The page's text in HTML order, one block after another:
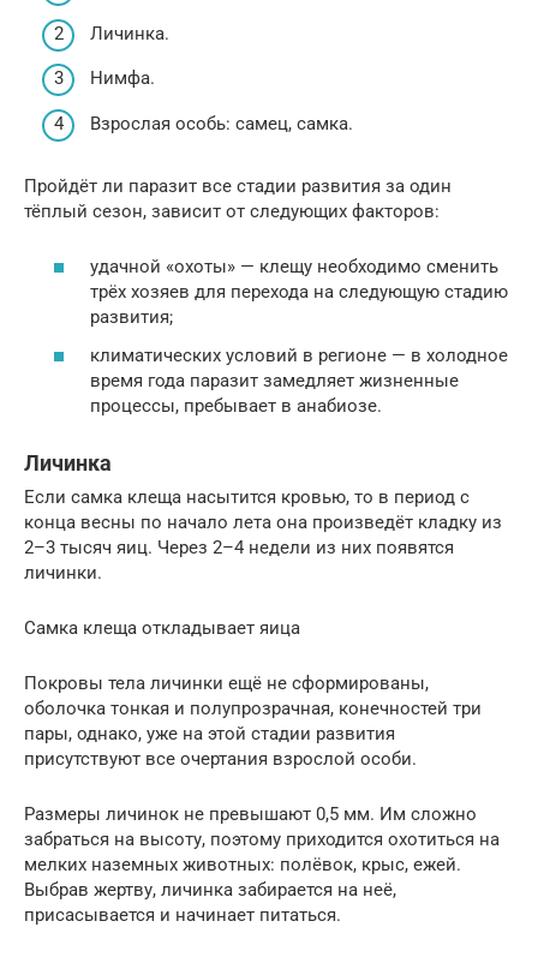
Личинка.
Нимфа.
Взрослая особь: самец, самка.
Пройдёт ли паразит все стадии развития за один
тёплый сезон, зависит от следующих факторов:
удачной «охоты» — клещу необходимо сменить
трёх хозяев для перехода на следующую стадию
развития;
климатических условий в регионе — в холодное
время года паразит замедляет жизненные
процессы, пребывает в анабиозе.
Личинка
Если самка клеща насытится кровью, то в период с
конца весны по начало лета она произведёт кладку из
2–3 тысяч яиц. Через 2–4 недели из них появятся
личинки.
Самка клеща откладывает яица
Покровы тела личинки ещё не сформированы,
оболочка тонкая и полупрозрачная, конечностей три
пары, однако, уже на этой стадии развития
присутствуют все очертания взрослой особи.
Размеры личинок не превышают 0,5 мм. Им сложно
забраться на высоту, поэтому приходится охотиться на
мелких наземных животных: полёвок, крыс, ежей.
Выбрав жертву, личинка забирается на неё,
присасывается и начинает питаться.